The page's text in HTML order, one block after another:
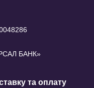
БАНК»
та оплату